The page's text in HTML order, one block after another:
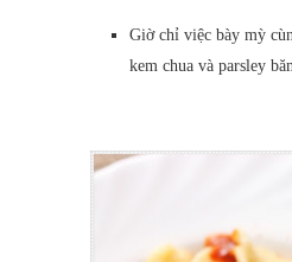
Giờ chỉ việc bày mỳ
kem chua và parsley